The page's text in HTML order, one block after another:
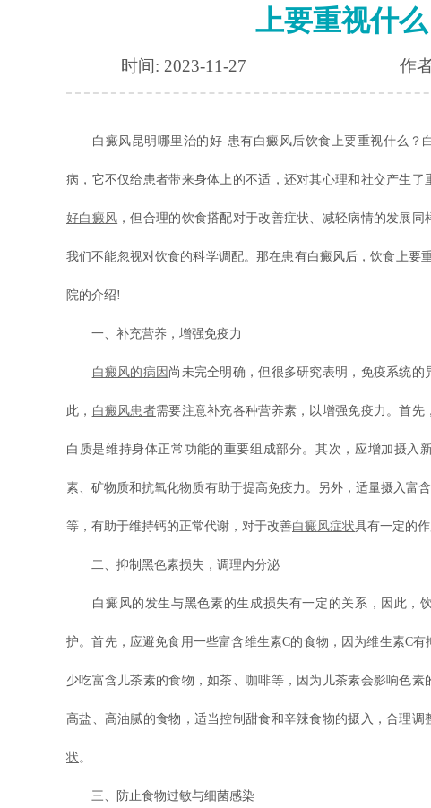
上要重视什么
时间: 2023-11-27 作
白癜风昆明哪里治的好-患有白癜风后饮食上要重视什么？
病，它不仅给患者带来身体上的不适，还对其心理和社交产生了
好白癜风 ，但合理的饮食搭配对于改善症状、减轻病情的发展同
我们不能忽视对饮食的科学调配。那在患有白癜风后，饮食上要
院的介绍!
一、补充营养，增强免疫力
白癜风的病因 尚未完全明确，但很多研究表明，免疫系统的
此， 白癜风患者需要注意补充各种营养素，以增强免疫力。首
白质是维持身体正常功能的重要组成部分。其次，应增加摄入
素、矿物质和抗氧化物质有助于提高免疫力。另外，适量摄入富
等，有助于维持钙的正常代谢，对于改善白癜风症状具有一定的作
二、抑制黑色素损失，调理内分泌
白癜风的发生与黑色素的生成损失有一定的关系，因此，
护。首先，应避免食用一些富含维生素C的食物，因为维生素C
少吃富含儿茶素的食物，如茶、咖啡等，因为儿茶素会影响色素
高盐、高油腻的食物，适当控制甜食和辛辣食物的摄入，合理调
状。
三、防止食物过敏与细菌感染